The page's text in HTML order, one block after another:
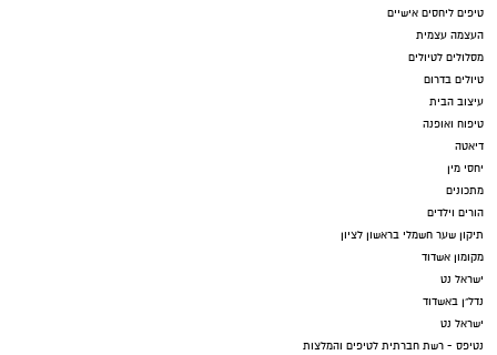
טיפים ליחסים אישיים
העצמה עצמית
מסלולים לטיולים
טיולים בדרום
עיצוב הבית
טיפוח ואופנה
דיאטה
יחסי מין
מתכונים
הורים וילדים
תיקון שער חשמלי בראשון לציון
מקומון אשדוד
ישראל נט
נדל"ן באשדוד
ישראל נט
נטיפס - רשת חברתית לטיפים והמלצות